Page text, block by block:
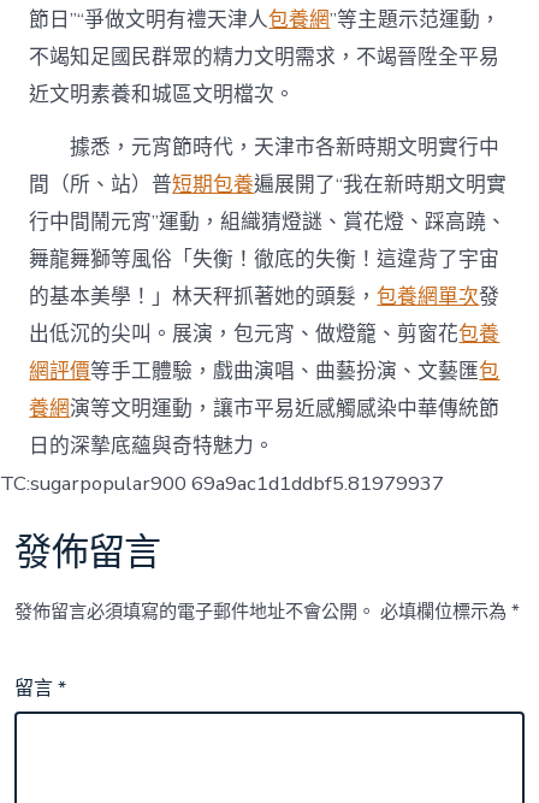
節日”“爭做文明有禮天津人包養網”等主題示范運動，
不竭知足國民群眾的精力文明需求，不竭晉陞全平易
近文明素養和城區文明檔次。
據悉，元宵節時代，天津市各新時期文明實行中
間（所、站）普短期包養遍展開了“我在新時期文明實
行中間鬧元宵”運動，組織猜燈謎、賞花燈、踩高蹺、
舞龍舞獅等風俗「失衡！徹底的失衡！這違背了宇宙
的基本美學！」林天秤抓著她的頭髮，包養網單次發
出低沉的尖叫。展演，包元宵、做燈籠、剪窗花包養
網評價等手工體驗，戲曲演唱、曲藝扮演、文藝匯包
養網演等文明運動，讓市平易近感觸感染中華傳統節
日的深摯底蘊與奇特魅力。
TC:sugarpopular900 69a9ac1d1ddbf5.81979937
發佈留言
發佈留言必須填寫的電子郵件地址不會公開。 必填欄位標示為*
留言*